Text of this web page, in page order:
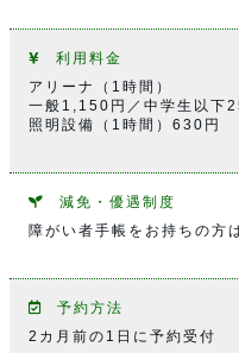
利用料金
アリーナ（1時間）
一般1,150円／中学生以下
照明設備（1時間）630円
減免・優遇制度
障がい者手帳をお持ちの方
予約方法
2カ月前の1日に予約受付